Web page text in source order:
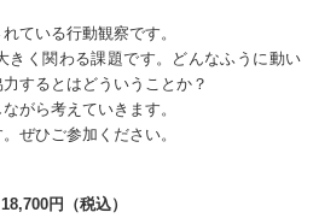
ている行動観察です。
きく関わる課題です。どんなふうに動い
するとはどういうことか？
がら考えていきます。
ぜひご参加ください。
円（税込）